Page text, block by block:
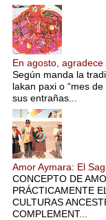
En agosto, agradece
Según manda la
lakan paxi o “mes
sus entrañas...
Amor Aymara: El
CONCEPTO DE
PRÁCTICAMENTE
CULTURAS
COMPLEMENT...